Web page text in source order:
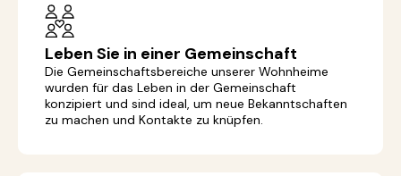
Leben Sie in einer Gemeinschaft
Die Gemeinschaftsbereiche unserer Wohnheime
wurden für das Leben in der Gemeinschaft
konzipiert und sind ideal, um neue Bekanntschaften
zu machen und Kontakte zu knüpfen.